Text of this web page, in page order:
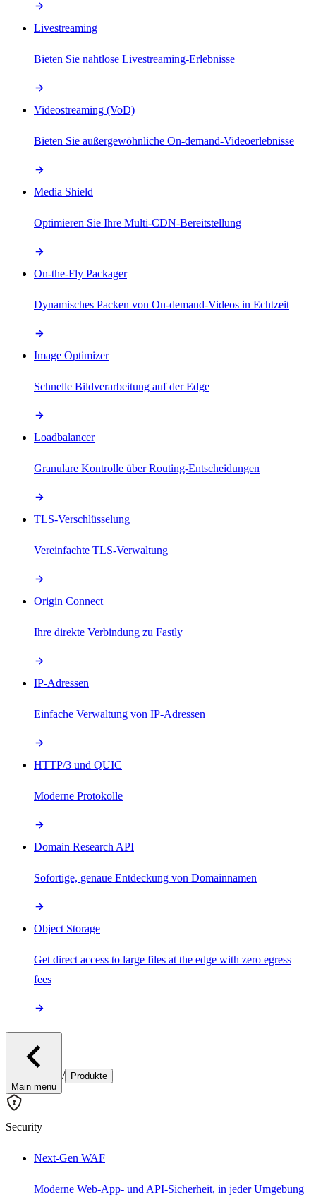
Livestreaming
Bieten Sie nahtlose Livestreaming-Erlebnisse
Videostreaming (VoD)
Bieten Sie außergewöhnliche On-demand-Videoerlebnisse
Media Shield
Optimieren Sie Ihre Multi-CDN-Bereitstellung
On-the-Fly Packager
Dynamisches Packen von On-demand-Videos in Echtzeit
Image Optimizer
Schnelle Bildverarbeitung auf der Edge
Loadbalancer
Granulare Kontrolle über Routing-Entscheidungen
TLS-Verschlüsselung
Vereinfachte TLS-Verwaltung
Origin Connect
Ihre direkte Verbindung zu Fastly
IP-Adressen
Einfache Verwaltung von IP-Adressen
HTTP/3 und QUIC
Moderne Protokolle
Domain Research API
Sofortige, genaue Entdeckung von Domainnamen
Object Storage
Get direct access to large files at the edge with zero egress
fees
Main menu
/ Produkte
Security
Next-Gen WAF
Moderne Web-App- und API-Sicherheit, in jeder Umgebung